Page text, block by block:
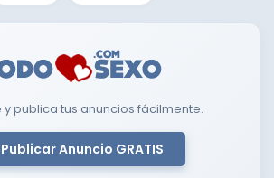
y publica tus anuncios fácilmente.
Publicar Anuncio GRATIS